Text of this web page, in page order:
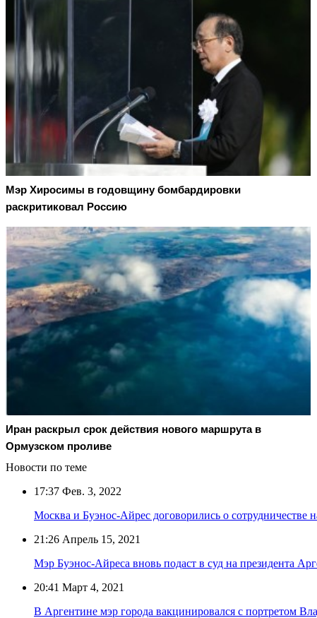
Мэр Хиросимы в годовщину бомбардировки
раскритиковал Россию
Иран раскрыл срок действия нового маршрута в
Ормузском проливе
Новости по теме
17:37 Фев. 3, 2022
Москва и Буэнос-Айрес договорились о
21:26 Апрель 15, 2021
Мэр Буэнос-Айреса вновь подаст в суд на президента
20:41 Март 4, 2021
В Аргентине мэр города вакцинировался с портретом